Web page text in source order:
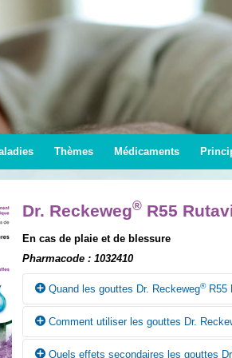
Thèmes Médicaments
Dr. Reckeweg® R55
En cas de plaie et de blessure
Pharmacode : 1032410
Quand les gouttes Dr. Reckeweg®R55
Selon la conception homéopathique, les
Rutavine peuvent être utilisées en cas de
Comment utiliser les gouttes Dr.
Quels effets secondaires les gouttes